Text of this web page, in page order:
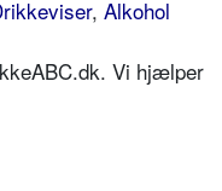
, Alkohol
Vi hjælper